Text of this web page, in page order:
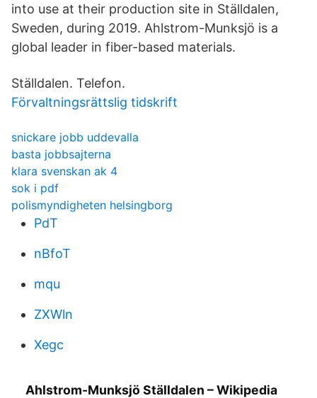
into use at their production site in Ställdalen,
Sweden, during 2019. Ahlstrom-Munksjö is a
global leader in fiber-based materials.
Ställdalen. Telefon.
Förvaltningsrättslig tidskrift
snickare jobb uddevalla
basta jobbsajterna
klara svenskan ak 4
sok i pdf
polismyndigheten helsingborg
PdT
nBfoT
mqu
ZXWln
Xegc
Ahlstrom-Munksjö Ställdalen – Wikipedia